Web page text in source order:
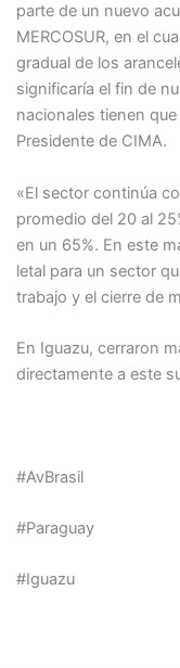
parte de un nuevo
MERCOSUR, en el
gradual de los
significaría el fin de
nacionales tienen
Presidente de CIMA.
«El sector continúa
promedio del 20 al
en un 65%. En este
letal para un sector
trabajo y el cierre de
En Iguazu, cerraron
directamente a este
#AvBrasil
#Paraguay
#Iguazu